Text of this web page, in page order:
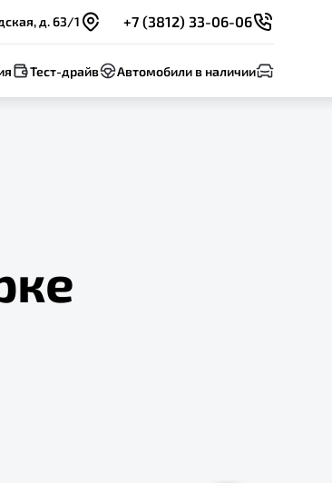
д. 63/1 +7 (3812) 33-06-06
Тест-драйв Автомобили в наличии